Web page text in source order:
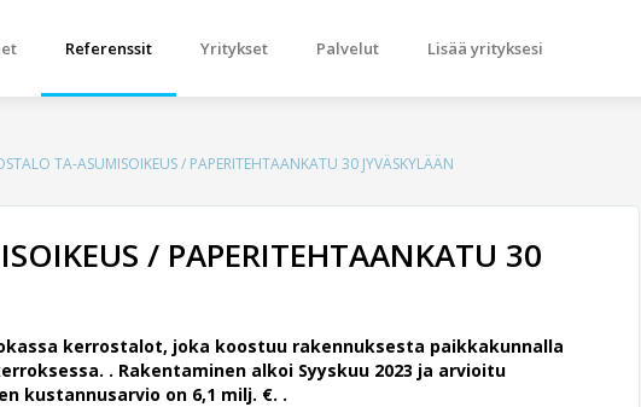
Referenssit Yritykset Palvelut Lisää yrityksesi
TA-ASUMISOIKEUS / PAPERITEHTAANKATU 30 JYVÄSKYLÄÄN
/ PAPERITEHTAANKATU 30
kerrostalot, joka koostuu rakennuksesta paikkakunnalla
. Rakentaminen alkoi Syyskuu 2023 ja arvioitu
kustannusarvio on 6,1 milj. €. .